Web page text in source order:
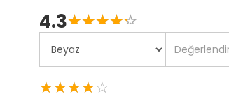
4.3☆☆☆☆☆
★★★★★
☆☆☆☆☆
★★★★★